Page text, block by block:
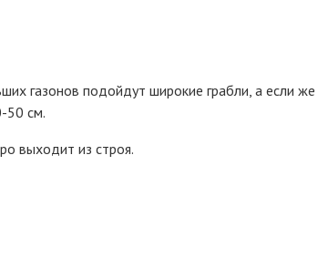
газонов подойдут широкие грабли, а если же
50 см.
выходит из строя.